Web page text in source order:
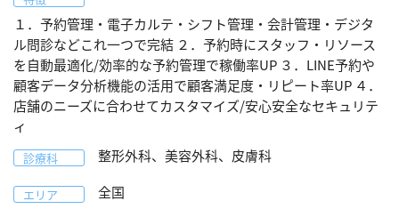
１．予約管理・電子カルテ・シフト管理・会計管理・デジタ
ル問診などこれ一つで完結 ２．予約時にスタッフ・リソース
を自動最適化/効率的な予約管理で稼働率UP ３．LINE予約や
顧客データ分析機能の活用で顧客満足度・リピート率UP ４．
店舗のニーズに合わせてカスタマイズ/安心安全なセキュリテ
ィ
診療科 整形外科、美容外科、皮膚科
エリア 全国